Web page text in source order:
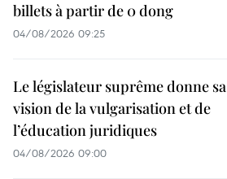
billets à partir de 0 dong
04/08/2026 09:25
Le législateur suprême donne sa
vision de la vulgarisation et de
l’éducation juridiques
04/08/2026 09:00